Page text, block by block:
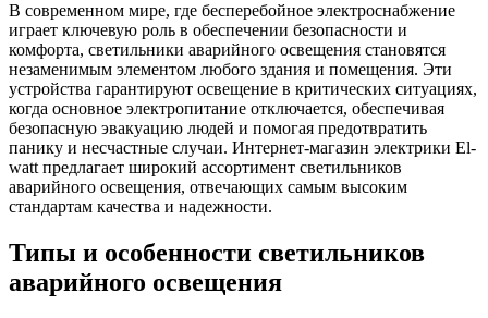
В современном мире, где бесперебойное электроснабжение
играет ключевую роль в обеспечении безопасности и
комфорта, светильники аварийного освещения становятся
незаменимым элементом любого здания и помещения. Эти
устройства гарантируют освещение в критических ситуациях,
когда основное электропитание отключается, обеспечивая
безопасную эвакуацию людей и помогая предотвратить
панику и несчастные случаи. Интернет-магазин электрики El-
watt предлагает широкий ассортимент светильников
аварийного освещения, отвечающих самым высоким
стандартам качества и надежности.
Типы и особенности светильников
аварийного освещения